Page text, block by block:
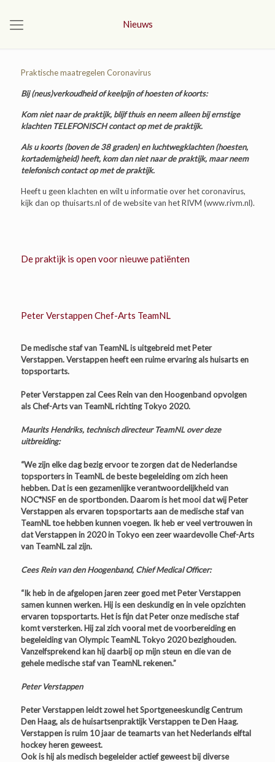
Nieuws
Praktische maatregelen Coronavirus
Bij (neus)verkoudheid of keelpijn of hoesten of koorts:
Kom niet naar de praktijk, blijf thuis en neem alleen bij ernstige
klachten TELEFONISCH contact op met de praktijk.
Als u koorts (boven de 38 graden) en luchtwegklachten (hoesten,
kortademigheid) heeft, kom dan niet naar de praktijk, maar neem
telefonisch contact op met de praktijk.
Heeft u geen klachten en wilt u informatie over het coronavirus,
kijk dan op thuisarts.nl of de website van het RIVM (www.rivm.nl).
De praktijk is open voor nieuwe patiënten
Peter Verstappen Chef-Arts TeamNL
De medische staf van TeamNL is uitgebreid met Peter
Verstappen. Verstappen heeft een ruime ervaring als huisarts en
topsportarts.
Peter Verstappen zal Cees Rein van den Hoogenband opvolgen
als Chef-Arts van TeamNL richting Tokyo 2020.
Maurits Hendriks, technisch directeur TeamNL over deze
uitbreiding:
“We zijn elke dag bezig ervoor te zorgen dat de Nederlandse
topsporters in TeamNL de beste begeleiding om zich heen
hebben. Dat is een gezamenlijke verantwoordelijkheid van
NOC*NSF en de sportbonden. Daarom is het mooi dat wij Peter
Verstappen als ervaren topsportarts aan de medische staf van
TeamNL toe hebben kunnen voegen. Ik heb er veel vertrouwen in
dat Verstappen in 2020 in Tokyo een zeer waardevolle Chef-Arts
van TeamNL zal zijn.
Cees Rein van den Hoogenband, Chief Medical Officer:
“Ik heb in de afgelopen jaren zeer goed met Peter Verstappen
samen kunnen werken. Hij is een deskundig en in vele opzichten
ervaren topsportarts. Het is fijn dat Peter onze medische staf
komt versterken. Hij zal zich vooral met de voorbereiding en
begeleiding van Olympic TeamNL Tokyo 2020 bezighouden.
Vanzelfsprekend kan hij daarbij op mijn steun en die van de
gehele medische staf van TeamNL rekenen.”
Peter Verstappen
Peter Verstappen leidt zowel het Sportgeneeskundig Centrum
Den Haag, als de huisartsenpraktijk Verstappen te Den Haag.
Verstappen is ruim 10 jaar de teamarts van het Nederlands elftal
hockey heren geweest.
Ook is hij als medisch begeleider actief geweest bij diverse